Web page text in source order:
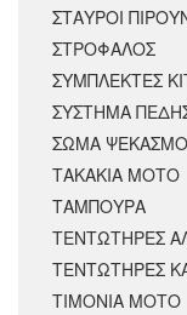
ΣΤΑΥΡΟΙ
ΣΤΡΟΦΑΛΟΣ
ΣΥΜΠΛΕΚΤΕΣ
ΣΥΣΤΗΜΑ
ΣΩΜΑ
ΤΑΚΑΚΙΑ ΜΟΤΟ
ΤΑΜΠΟΥΡΑ
ΤΕΝΤΩΤΗΡΕΣ
ΤΕΝΤΩΤΗΡΕΣ
ΤΙΜΟΝΙΑ ΜΟΤΟ